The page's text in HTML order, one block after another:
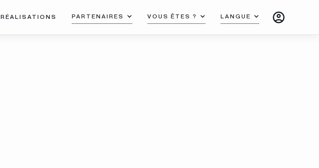
RÉALISATIONS PARTENAIRES VOUS ÊTES ? LANGUE